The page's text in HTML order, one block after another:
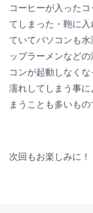
コーヒーが入った
てしまった・鞄に
ていてパソコンも
ップラーメンなど
コンが起動しなく
濡れしてしまう事
まうことも多いもの
次回もお楽しみに！